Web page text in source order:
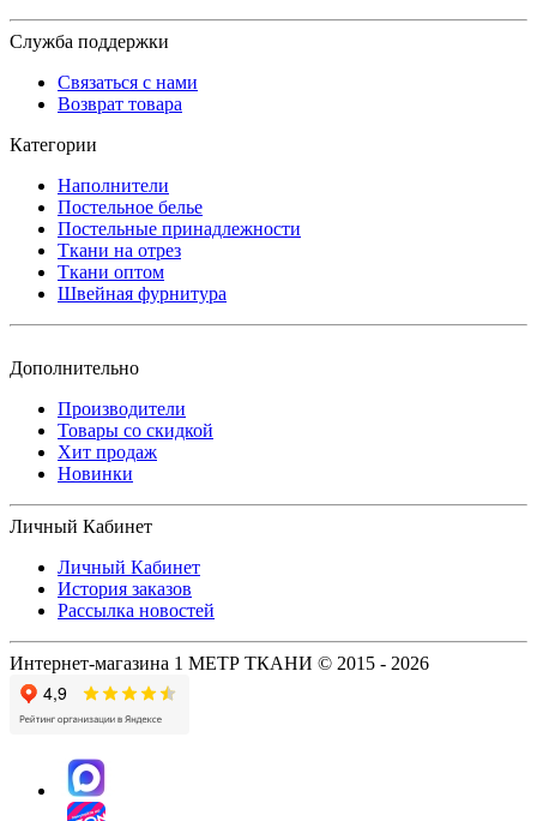
Служба поддержки
Связаться с нами
Возврат товара
Категории
Наполнители
Постельное белье
Постельные принадлежности
Ткани на отрез
Ткани оптом
Швейная фурнитура
Дополнительно
Производители
Товары со скидкой
Хит продаж
Новинки
Личный Кабинет
Личный Кабинет
История заказов
Рассылка новостей
Интернет-магазина 1 МЕТР ТКАНИ © 2015 - 2026